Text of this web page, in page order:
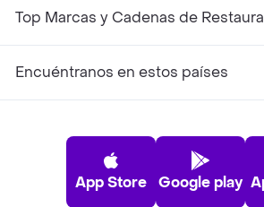
Top Marcas y Cadenas de
Encuéntranos en estos países
App Store Google play